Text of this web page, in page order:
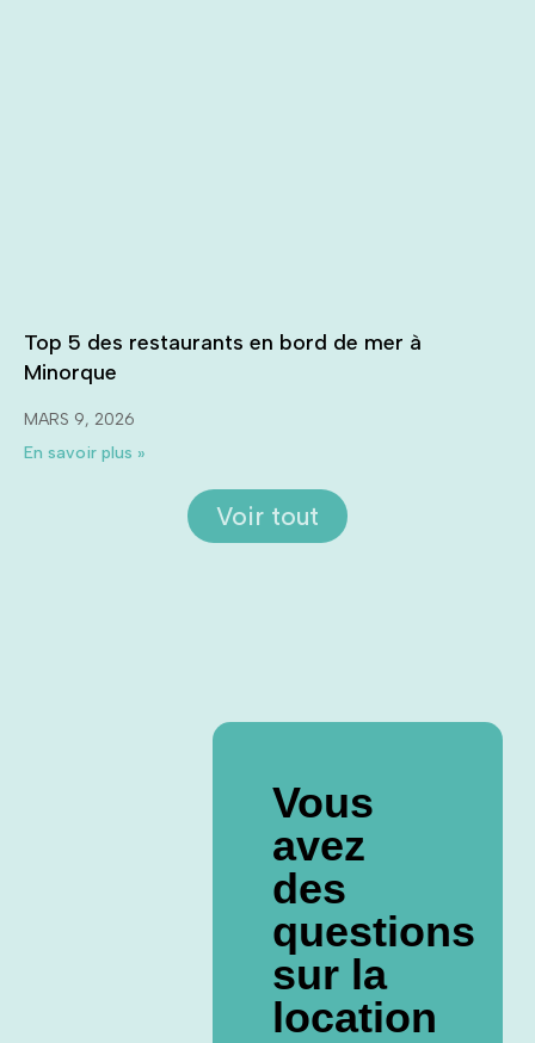
Top 5 des restaurants en bord de mer à
Minorque
MARS 9, 2026
En savoir plus »
Voir tout
Vous
avez
des
questions
sur la
location